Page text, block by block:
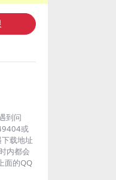
到问
或
载地址
内都会
面的QQ